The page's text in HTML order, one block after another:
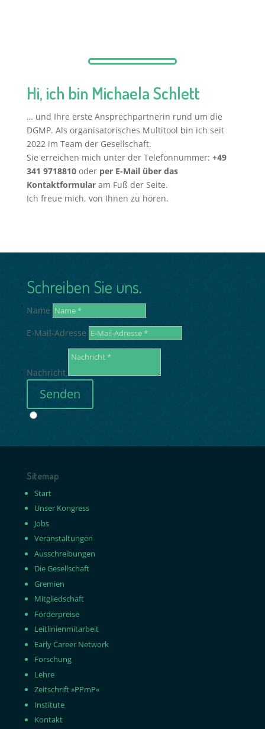
Hi, ich bin Michaela Schlett
… und Ihre erste Ansprechpartnerin rund um die
DGMP. Als organisatorisches Multitool bin ich seit
2022 im Team der Gesellschaft.
Sie erreichen mich unter der Telefonnummer: +49
341 9718810oder per E-Mail über das
Kontaktformularam Fuß der Seite.
Ich freue mich, von Ihnen zu hören.
Schreiben Sie uns.
Name
E-Mail-Adresse
Nachricht
Senden
Sitemap
Start
Unser Kongress
Jobs
Veranstaltungen
Ausschreibungen
Die Gesellschaft
Gremien
Mitgliedschaft
Förderpreise
Leitlinienmitarbeit
Early Career Network
Forschung
Lehre
Zeitschrift »PPmP«
Institute
Kontakt